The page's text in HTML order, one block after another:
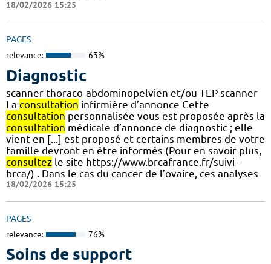
18/02/2026 15:25
PAGES
relevance: 63%
Diagnostic
scanner thoraco-abdominopelvien et/ou TEP scanner
La consultation infirmière d’annonce Cette
consultation personnalisée vous est proposée après la
consultation médicale d’annonce de diagnostic ; elle
vient en [...] est proposé et certains membres de votre
famille devront en être informés (Pour en savoir plus,
consultez le site https://www.brcafrance.fr/suivi-
brca/) . Dans le cas du cancer de l’ovaire, ces analyses
18/02/2026 15:25
PAGES
relevance: 76%
Soins de support